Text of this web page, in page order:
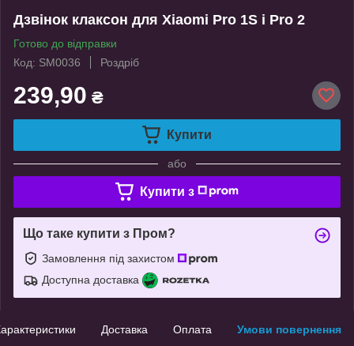
Дзвінок клаксон для Xiaomi Pro 1S і Pro 2
Готово до відправки
Код: SM0036
Роздріб
239,90 ₴
Купити
або
Купити з
Що таке купити з Пром?
Замовлення під захистом
Доступна доставка
Доставка Оплата Умови повернення